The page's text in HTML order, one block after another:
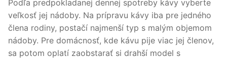
Podľa predpokladanej dennej spotreby kávy vyberte
veľkosť jej nádoby. Na prípravu kávy iba pre jedného
člena rodiny, postačí najmenší typ s malým objemom
nádoby. Pre domácnosť, kde kávu pije viac jej členov,
sa potom oplatí zaobstarať si drahší model s